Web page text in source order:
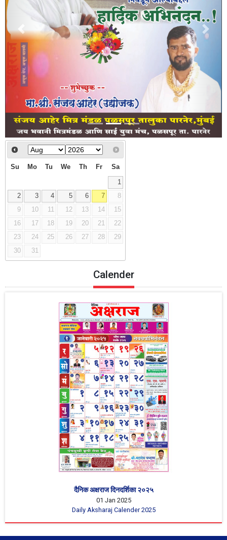
Previous Next
Su Mo Tu We Th Fr Sa
1
2
3 4 5 6 7
8
9
10 11 12 13 14
15
16
17 18 19 20 21
22
23
24 25 26 27 28
29
30
31
Calender
दैनिक अक्षराज दिनदर्शिका २०२५
01 Jan 2025
Daily Aksharaj Calender 2025